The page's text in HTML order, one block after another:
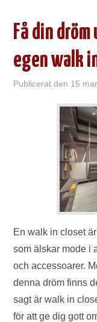
Få din
egen walk
Publicerat den 15
En walk in closet
som älskar mode i
och accessoarer.
denna dröm finns
sagt är walk in
för att ge dig gott